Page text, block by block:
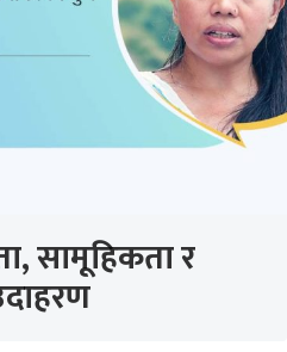
सामूहिकता र